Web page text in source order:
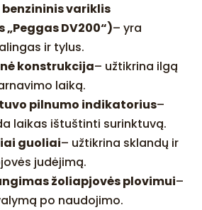
benzininis variklis
DV200“)– yra
ir tylus.
konstrukcija– užtikrina ilgą
laiką.
pilnumo indikatorius–
laikas ištuštinti surinktuvą.
guoliai– užtikrina sklandų ir
judėjimą.
žoliapjovės plovimui–
po naudojimo.